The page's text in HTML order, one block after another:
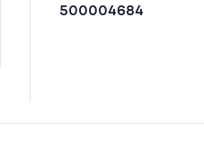
500004684